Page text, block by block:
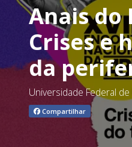
Anais do
Crises e
da
Universidade Federal
Compartilhar